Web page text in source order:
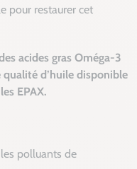
pour restaurer cet
acides gras Oméga-3
qualité d’huile disponible
EPAX.
polluants de